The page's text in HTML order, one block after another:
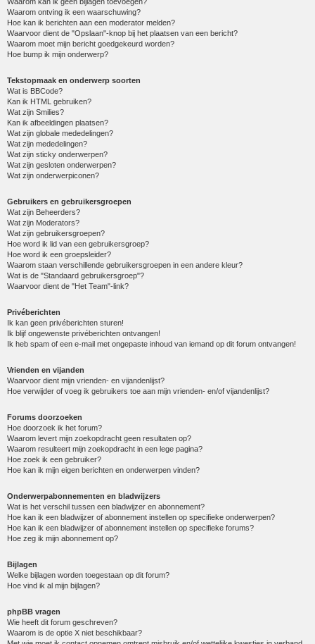
Waarom ontving ik een waarschuwing?
Hoe kan ik berichten aan een moderator melden?
Waarvoor dient de "Opslaan"-knop bij het plaatsen van een bericht?
Waarom moet mijn bericht goedgekeurd worden?
Hoe bump ik mijn onderwerp?
Tekstopmaak en onderwerp soorten
Wat is BBCode?
Kan ik HTML gebruiken?
Wat zijn Smilies?
Kan ik afbeeldingen plaatsen?
Wat zijn globale mededelingen?
Wat zijn mededelingen?
Wat zijn sticky onderwerpen?
Wat zijn gesloten onderwerpen?
Wat zijn onderwerpiconen?
Gebruikers en gebruikersgroepen
Wat zijn Beheerders?
Wat zijn Moderators?
Wat zijn gebruikersgroepen?
Hoe word ik lid van een gebruikersgroep?
Hoe word ik een groepsleider?
Waarom staan verschillende gebruikersgroepen in een andere kleur?
Wat is de "Standaard gebruikersgroep"?
Waarvoor dient de "Het Team"-link?
Privéberichten
Ik kan geen privéberichten sturen!
Ik blijf ongewenste privéberichten ontvangen!
Ik heb spam of een e-mail met ongepaste inhoud van iemand op dit forum ontvangen!
Vrienden en vijanden
Waarvoor dient mijn vrienden- en vijandenlijst?
Hoe verwijder of voeg ik gebruikers toe aan mijn vrienden- en/of vijandenlijst?
Forums doorzoeken
Hoe doorzoek ik het forum?
Waarom levert mijn zoekopdracht geen resultaten op?
Waarom resulteert mijn zoekopdracht in een lege pagina?
Hoe zoek ik een gebruiker?
Hoe kan ik mijn eigen berichten en onderwerpen vinden?
Onderwerpabonnementen en bladwijzers
Wat is het verschil tussen een bladwijzer en abonnement?
Hoe kan ik een bladwijzer of abonnement instellen op specifieke onderwerpen?
Hoe kan ik een bladwijzer of abonnement instellen op specifieke forums?
Hoe zeg ik mijn abonnement op?
Bijlagen
Welke bijlagen worden toegestaan op dit forum?
Hoe vind ik al mijn bijlagen?
phpBB vragen
Wie heeft dit forum geschreven?
Waarom is de optie X niet beschikbaar?